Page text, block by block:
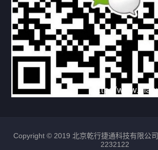
北京乾行捷通荣获阿里巴巴国际站多项
领ICT与AI行业发展
2025/12/22 525 新闻中心 信创服务
Copyright © 2019 北京乾行捷通科技有限公
2232122